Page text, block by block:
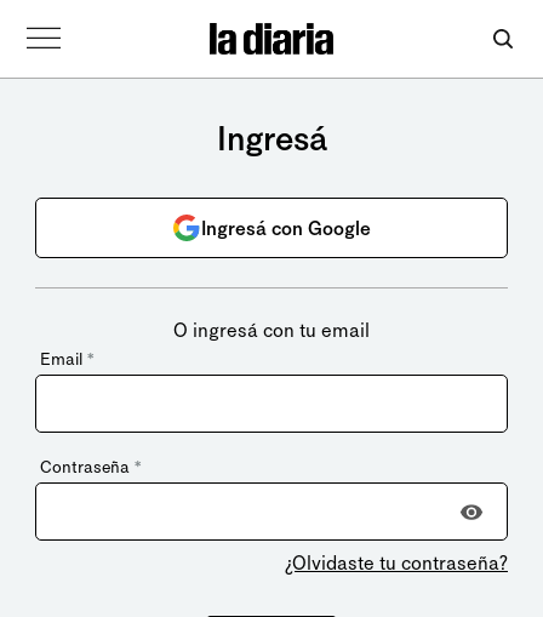
Ingresá
Ingresá con Google
O ingresá con tu email
Email *
Contraseña *
¿Olvidaste tu contraseña?